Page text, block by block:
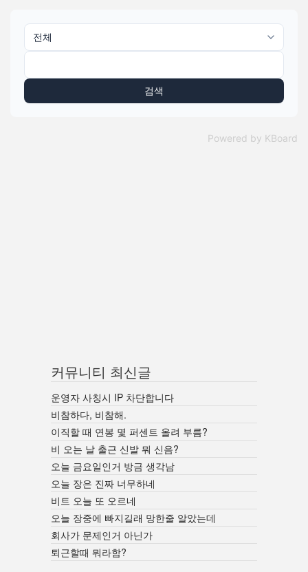
검색
Powered by KBoard
커뮤니티 최신글
운영자 사칭시 IP 차단합니다
비참하다, 비참해.
이직할 때 연봉 몇 퍼센트 올려 부름?
비 오는 날 출근 신발 뭐 신음?
오늘 금요일인거 방금 생각남
오늘 장은 진짜 너무하네
비트 오늘 또 오르네
오늘 장중에 빠지길래 망한줄 알았는데
회사가 문제인거 아닌가
퇴근할때 뭐라함?